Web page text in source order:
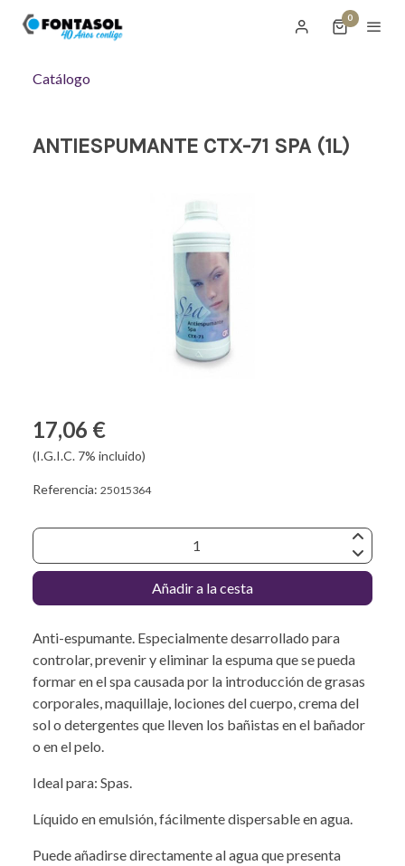
0
Catálogo
ANTIESPUMANTE CTX-71 SPA (1L)
17,06 €
(I.G.I.C. 7% incluido)
Referencia: 25015364
Añadir a la cesta
Anti-espumante. Especialmente desarrollado para
controlar, prevenir y eliminar la espuma que se pueda
formar en el spa causada por la introducción de grasas
corporales, maquillaje, lociones del cuerpo, crema del
sol o detergentes que lleven los bañistas en el bañador
o en el pelo.
Ideal para: Spas.
Líquido en emulsión, fácilmente dispersable en agua.
Puede añadirse directamente al agua que presenta